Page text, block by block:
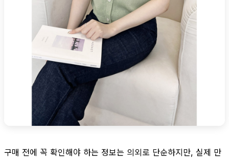
구매 전에 꼭 확인해야 하는 정보는 의외로 단순하지만, 실제 만